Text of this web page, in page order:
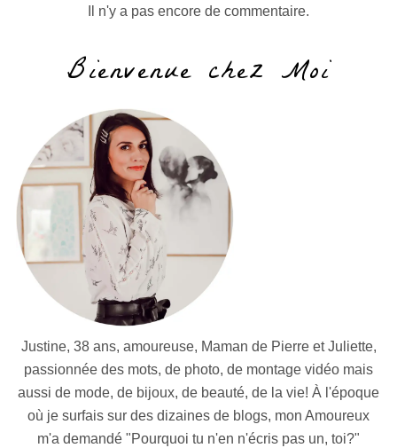
Il n'y a pas encore de commentaire.
Bienvenue chez Moi
Justine, 38 ans, amoureuse, Maman de Pierre et Juliette,
passionnée des mots, de photo, de montage vidéo mais
aussi de mode, de bijoux, de beauté, de la vie! À l'époque
où je surfais sur des dizaines de blogs, mon Amoureux
m'a demandé "Pourquoi tu n'en n'écris pas un, toi?"